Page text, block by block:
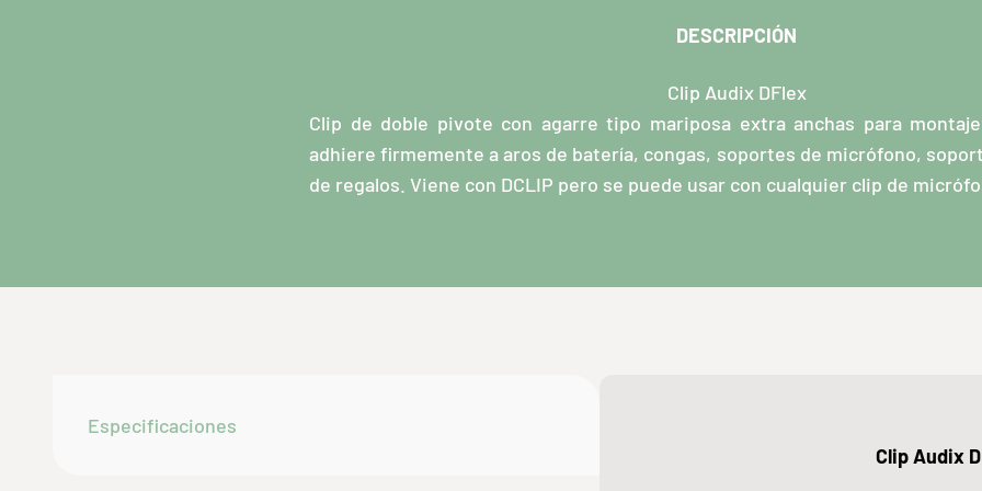
DESCRIPCIÓN
Clip Audix DFlex
Clip de doble pivote con agarre tipo mariposa extra anchas para
adhiere firmemente a aros de batería, congas, soportes de micrófono,
de regalos. Viene con DCLIP pero se puede usar con cualquier clip de
Especificaciones
Clip Audix